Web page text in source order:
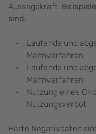
Aussagekraft.
sind:
Laufende und
Mahnverfahren
Laufende und
Mahnverfahren
Nutzung eines
Nutzungsverbot
Harte Negativdaten